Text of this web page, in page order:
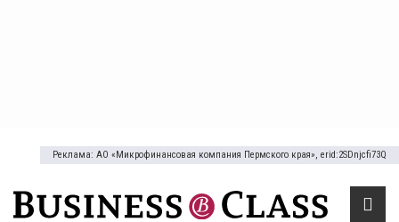
Реклама: АО «Микрофинансовая компания Пермского края», erid:2SDnjcfi73Q